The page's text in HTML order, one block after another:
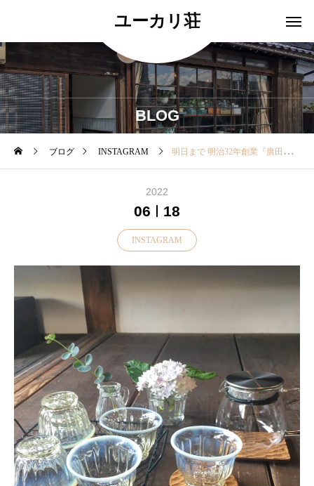
ユーカリ荘
BLOG
ブログ INSTAGRAM 明日まで 明治32年創業『廣田硝子のガラス展』を開催中！ ・ 毎年、ご好評いただいております 夏を涼しく美し
2022
06 18
INSTAGRAM